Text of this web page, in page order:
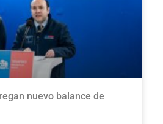
nuevo balance de